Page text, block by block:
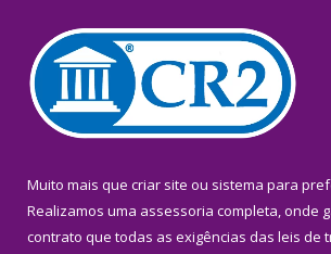
Muito mais que criar site ou sistema para
Realizamos uma assessoria completa, onde
contrato que todas as exigências das leis de